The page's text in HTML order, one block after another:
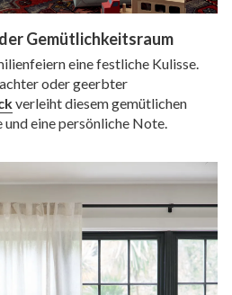
Gemütlichkeitsraum
eine festliche Kulisse.
oder geerbter
verleiht diesem gemütlichen
eine persönliche Note.